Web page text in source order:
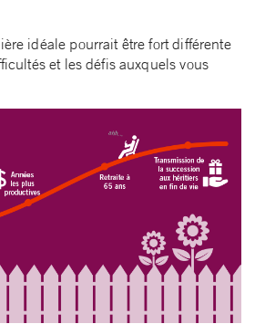
idéale pourrait être fort différente
et les défis auxquels vous